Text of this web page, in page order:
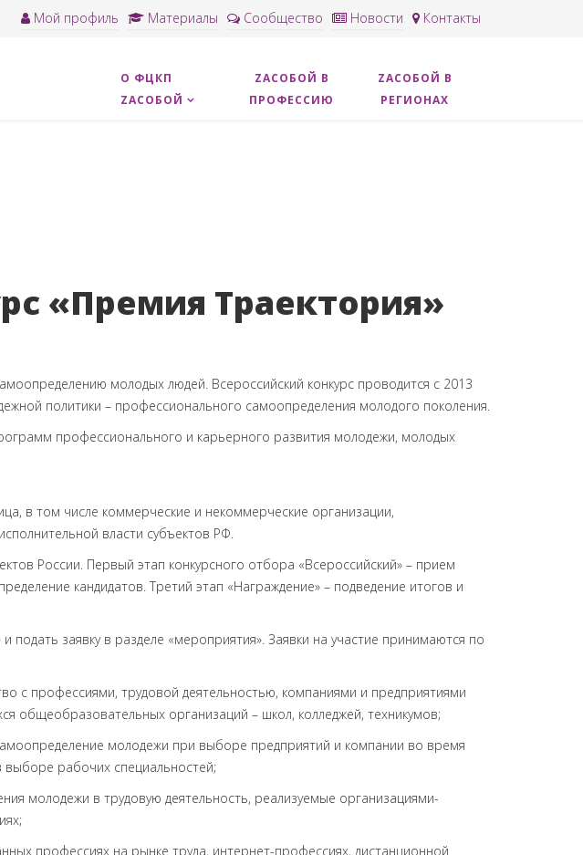
Мой профиль Материалы Сообщество Новости Контакты
О ФЦКП
ZАСОБОЙ
ZACОБОЙ В
ПРОФЕССИЮ
ZAСОБОЙ В
РЕГИОНАХ
«Премия Траектория»
молодых людей. Всероссийский конкурс проводится с 2013
политики – профессионального самоопределения молодого поколения.
профессионального и карьерного развития молодежи, молодых
в том числе коммерческие и некоммерческие организации,
власти субъектов РФ.
России. Первый этап конкурсного отбора «Всероссийский» – прием
кандидатов. Третий этап «Награждение» – подведение итогов и
заявку в разделе «мероприятия». Заявки на участие принимаются по
с профессиями, трудовой деятельностью, компаниями и предприятиями
общеобразовательных организаций – школ, колледжей, техникумов;
молодежи при выборе предприятий и компании во время
выборе рабочих специальностей;
молодежи в трудовую деятельность, реализуемые организациями-
профессиях на рынке труда, интернет-профессиях, дистанционной